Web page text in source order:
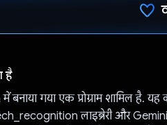
है
बनाया गया एक प्रोग्राम शामिल है.
लाइब्रेरी और